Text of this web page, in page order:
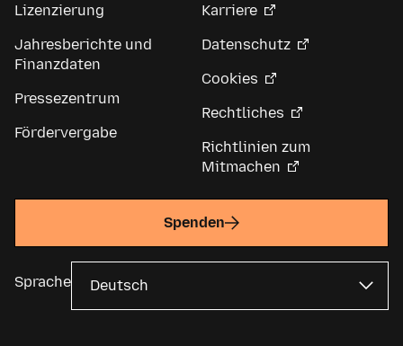
Lizenzierung
Jahresberichte und
Finanzdaten
Pressezentrum
Fördervergabe
Karriere
Datenschutz
Cookies
Rechtliches
Richtlinien zum
Mitmachen
Spenden
Sprache